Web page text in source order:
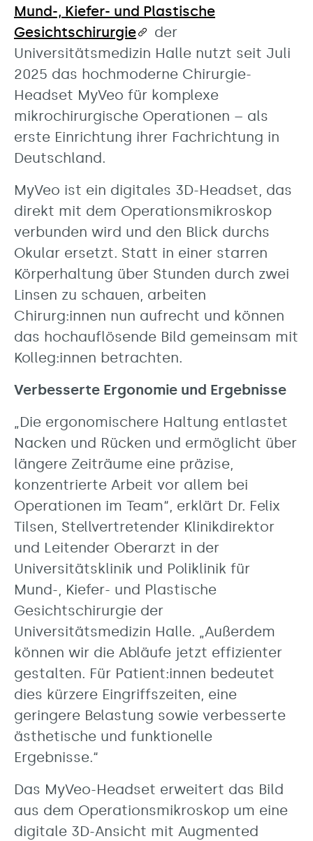
Mund-, Kiefer- und Plastische
Gesichtschirurgie
der
Universitätsmedizin Halle nutzt seit Juli
2025 das hochmoderne Chirurgie-
Headset MyVeo für komplexe
mikrochirurgische Operationen – als
erste Einrichtung ihrer Fachrichtung in
Deutschland.
MyVeo ist ein digitales 3D-Headset, das
direkt mit dem Operationsmikroskop
verbunden wird und den Blick durchs
Okular ersetzt. Statt in einer starren
Körperhaltung über Stunden durch zwei
Linsen zu schauen, arbeiten
Chirurg:innen nun aufrecht und können
das hochauflösende Bild gemeinsam mit
Kolleg:innen betrachten.
Verbesserte Ergonomie und Ergebnisse
„Die ergonomischere Haltung entlastet
Nacken und Rücken und ermöglicht über
längere Zeiträume eine präzise,
konzentrierte Arbeit vor allem bei
Operationen im Team“, erklärt Dr. Felix
Tilsen, Stellvertretender Klinikdirektor
und Leitender Oberarzt in der
Universitätsklinik und Poliklinik für
Mund-, Kiefer- und Plastische
Gesichtschirurgie der
Universitätsmedizin Halle. „Außerdem
können wir die Abläufe jetzt effizienter
gestalten. Für Patient:innen bedeutet
dies kürzere Eingriffszeiten, eine
geringere Belastung sowie verbesserte
ästhetische und funktionelle
Ergebnisse.“
Das MyVeo-Headset erweitert das Bild
aus dem Operationsmikroskop um eine
digitale 3D-Ansicht mit Augmented